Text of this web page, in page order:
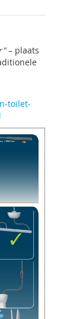
– plaats
toilet-